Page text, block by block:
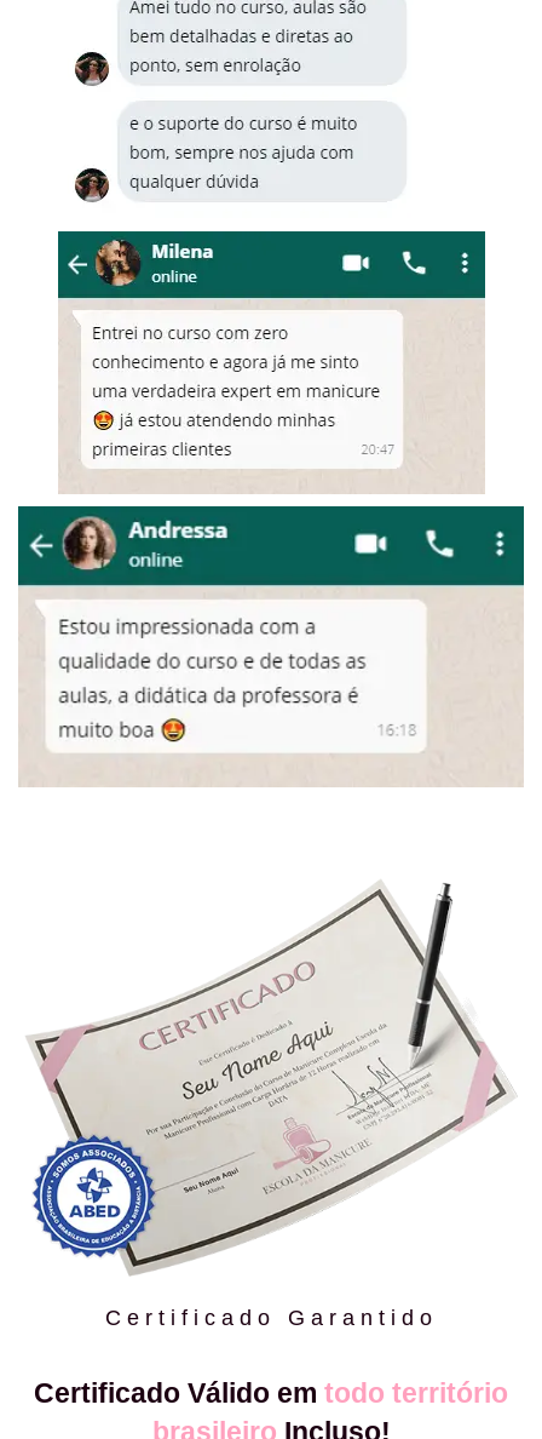
Certificado Garantido
Certificado Válido em todo território
brasileiro Incluso!